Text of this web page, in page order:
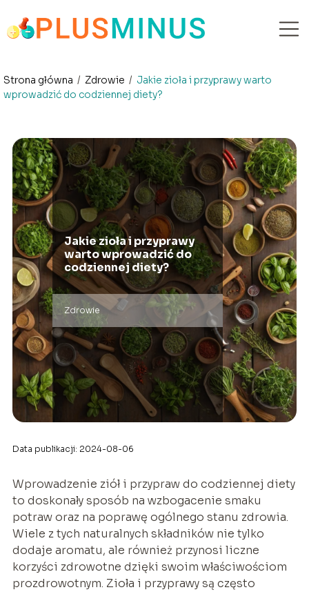
Strona główna / Zdrowie / Jakie zioła i przyprawy warto
wprowadzić do codziennej diety?
Jakie zioła i przyprawy
warto wprowadzić do
codziennej diety?
Zdrowie
Data publikacji: 2024-08-06
Wprowadzenie ziół i przypraw do codziennej diety
to doskonały sposób na wzbogacenie smaku
potraw oraz na poprawę ogólnego stanu zdrowia.
Wiele z tych naturalnych składników nie tylko
dodaje aromatu, ale również przynosi liczne
korzyści zdrowotne dzięki swoim właściwościom
prozdrowotnym. Zioła i przyprawy są często